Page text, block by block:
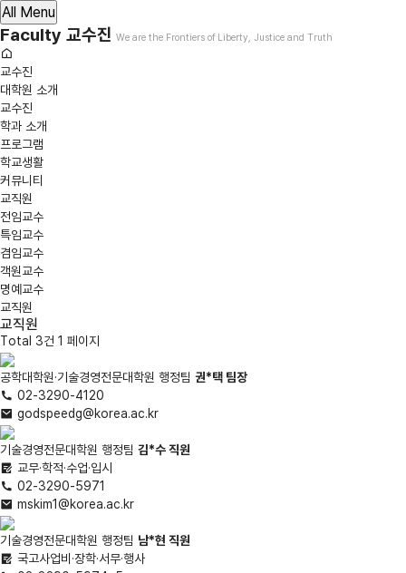
All Menu
Faculty 교수진 We are the Frontiers of Liberty, Justice and Truth
교수진
대학원 소개
교수진
학과 소개
프로그램
학교생활
커뮤니티
교직원
전임교수
특임교수
겸임교수
객원교수
명예교수
교직원
교직원
Total 3건 1 페이지
공학대학원·기술경영전문대학원 행정팀 권*택 팀장
02-3290-4120
godspeedg@korea.ac.kr
기술경영전문대학원 행정팀 김*수직원
교무·학적·수업·입시
02-3290-5971
mskim1@korea.ac.kr
기술경영전문대학원 행정팀 남*현 직원
국고사업비·장학·서무·행사